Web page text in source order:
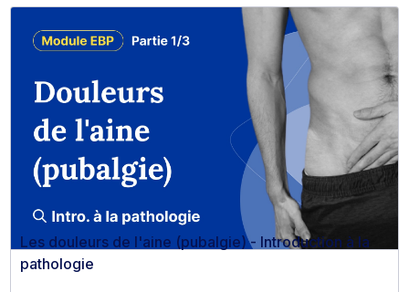
Les douleurs de l'aine (pubalgie) - Introduction à la
pathologie